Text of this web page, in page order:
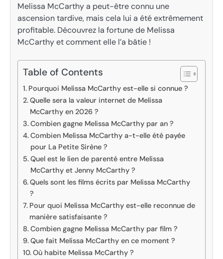
Melissa McCarthy a peut-être connu une
ascension tardive, mais cela lui a été extrêmement
profitable. Découvrez la fortune de Melissa
McCarthy et comment elle l’a bâtie !
Table of Contents
Pourquoi Melissa McCarthy est-elle si connue ?
Quelle sera la valeur internet de Melissa
McCarthy en 2026 ?
Combien gagne Melissa McCarthy par an ?
Combien Melissa McCarthy a-t-elle été payée
pour La Petite Sirène ?
Quel est le lien de parenté entre Melissa
McCarthy et Jenny McCarthy ?
Quels sont les films écrits par Melissa McCarthy
?
Pour quoi Melissa McCarthy est-elle reconnue de
manière satisfaisante ?
Combien gagne Melissa McCarthy par film ?
Que fait Melissa McCarthy en ce moment ?
Où habite Melissa McCarthy ?